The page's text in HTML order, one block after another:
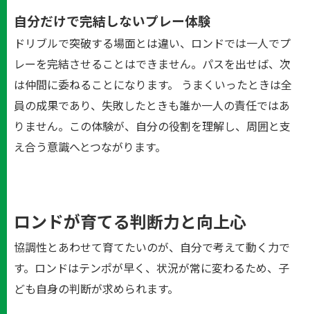
自分だけで完結しないプレー体験
ドリブルで突破する場面とは違い、ロンドでは一人でプ
レーを完結させることはできません。パスを出せば、次
は仲間に委ねることになります。 うまくいったときは全
員の成果であり、失敗したときも誰か一人の責任ではあ
りません。この体験が、自分の役割を理解し、周囲と支
え合う意識へとつながります。
ロンドが育てる判断力と向上心
協調性とあわせて育てたいのが、自分で考えて動く力で
す。ロンドはテンポが早く、状況が常に変わるため、子
ども自身の判断が求められます。